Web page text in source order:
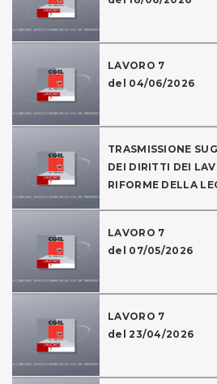
LAVORO 7
del 04/06/2026
TRASMISSIONE
DEI DIRITTI DEI
RIFORME DELLA
LAVORO 7
del 07/05/2026
LAVORO 7
del 23/04/2026